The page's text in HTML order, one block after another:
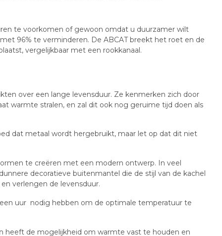
te voorkomen of gewoon omdat u duurzamer wilt
96% te verminderen. De ABCAT breekt het roet en de
vergelijkbaar met een rookkanaal.
over een lange levensduur. Ze kenmerken zich door
warmte stralen, en zal dit ook nog geruime tijd doen als
dat metaal wordt hergebruikt, maar let op dat dit niet
te creëren met een modern ontwerp. In veel
decoratieve buitenmantel die de stijl van de kachel
verlengen de levensduur.
uur nodig hebben om de optimale temperatuur te
heeft de mogelijkheid om warmte vast te houden en